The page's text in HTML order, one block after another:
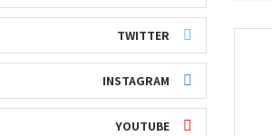
TWITTER
INSTAGRAM
YOUTUBE